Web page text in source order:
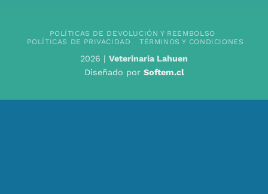
POLÍTICAS DE DEVOLUCIÓN Y REEMBOLSO
POLÍTICAS DE PRIVACIDAD
TÉRMINOS Y CONDICIONES
2026 | Veterinaria Lahuen
Diseñado por Softem.cl